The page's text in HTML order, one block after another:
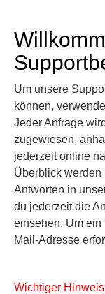
Um unsere
können,
Jeder Anfrage
zugewiesen,
jederzeit online
Überblick werden
Antworten in
du jederzeit die
einsehen. Um ein
Mail-Adresse
Wichtiger